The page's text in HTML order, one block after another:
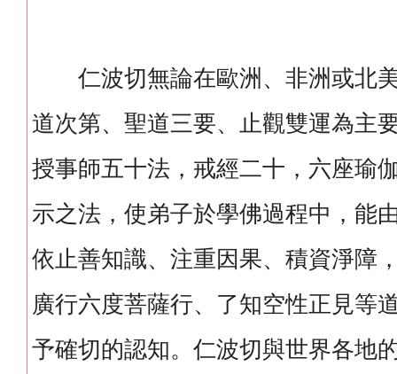
仁波切無論在歐洲、非洲或北
道次第、聖道三要、止觀雙運為主
授事師五十法，戒經二十，六座瑜
示之法，使弟子於學佛過程中，能
依止善知識、注重因果、積資淨障
廣行六度菩薩行、了知空性正見等
予確切的認知。仁波切與世界各地